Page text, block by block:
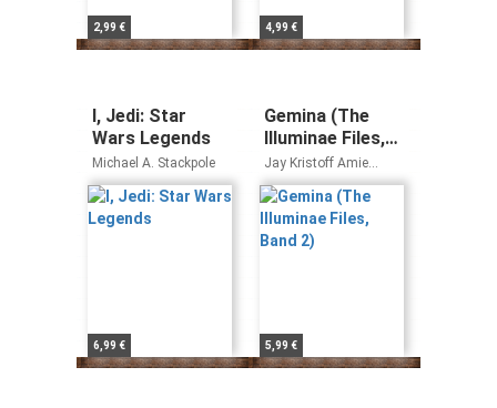
2,99 € 4,99 €
I, Jedi: Star
Wars Legends
Michael A. Stackpole
6,99 €
Gemina (The
Illuminae Files,
Band 2)
Jay Kristoff Amie
Kaufman
5,99 €